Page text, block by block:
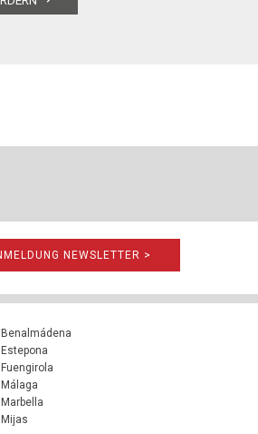
NEWSLETTER >
Benalmádena
Estepona
Fuengirola
Málaga
Marbella
Mijas